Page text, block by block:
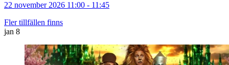
22 november 2026 11:00 - 11:45
Fler tillfällen finns
jan 8